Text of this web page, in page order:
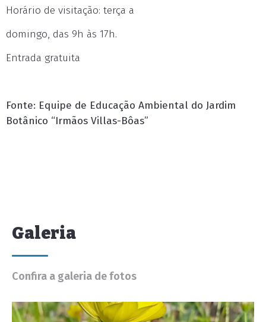
Horário de visitação: terça a
domingo, das 9h às 17h.
Entrada gratuita
Fonte: Equipe de Educação Ambiental do Jardim
Botânico “Irmãos Villas-Bôas”
Galeria
Confira a galeria de fotos